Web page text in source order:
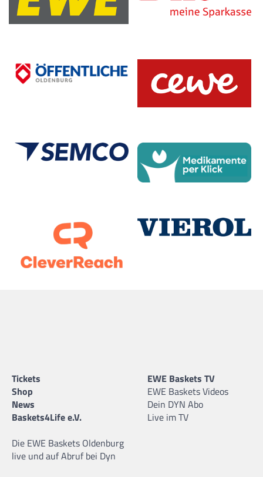
Tickets
Shop
News
Baskets4Life e.V.
Die EWE Baskets Oldenburg
live und auf Abruf bei Dyn
EWE Baskets TV
EWE Baskets Videos
Dein DYN Abo
Live im TV